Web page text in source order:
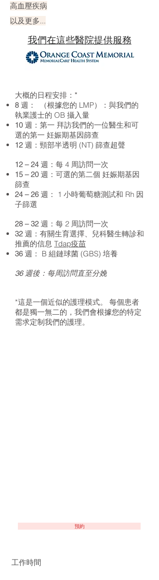
高血壓疾病
以及更多...
我們在這些醫院提供服務
大概的日程安排：*
8 週：
（根據您的 LMP）：與我們的
執業護士的 OB 攝入量
10 週： 第一 拜訪我們的一位醫生和可
選的第一 妊娠期基因篩查
12 週： 頸部半透明 (NT) 篩查超聲
12 – 24 週： 每 4 周訪問一次
15 – 20 週： 可選的第二個 妊娠期基因
篩查
24 – 26 週：
1 小時葡萄糖測試和 Rh 因
子篩選
28 – 32 週： 每 2 周訪問一次
32 週 ：有關生育選擇、兒科醫生轉診和
推薦的信息 Tdap疫苗
36 週： B 組鏈球菌 (GBS) 培養
36 週後： 每周訪問直至分娩
*這是一個近似的護理模式。
每個患者
都是獨一無二的，我們會根據您的特定
需求定制我們的護理。
預約
工作時間